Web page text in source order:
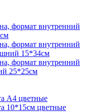
формат внутренний
формат внутренний
15*34см
формат внутренний
25*25см
А4 цветные
10*15см цветные